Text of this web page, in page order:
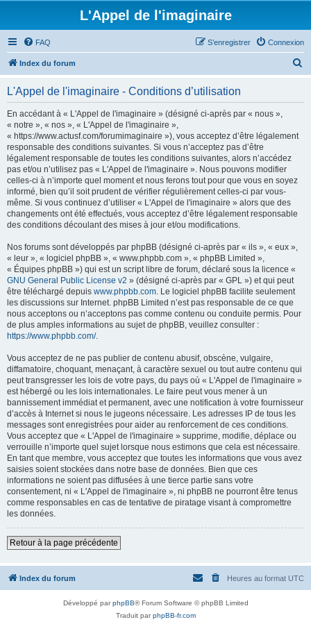
L'Appel de l'imaginaire
FAQ Connexion
S’enregistrer
Index du forum
L'Appel de l'imaginaire - Conditions d’utilisation
En accédant à « L'Appel de l'imaginaire » (désigné ci-après par « nous »,
« notre », « nos », « L'Appel de l'imaginaire »,
« https://www.actusf.com/forumimaginaire »), vous acceptez d’être légalement
responsable des conditions suivantes. Si vous n’acceptez pas d’être
légalement responsable de toutes les conditions suivantes, alors n’accédez
pas et/ou n’utilisez pas « L'Appel de l'imaginaire ». Nous pouvons modifier
celles-ci à n’importe quel moment et nous ferons tout pour que vous en soyez
informé, bien qu’il soit prudent de vérifier régulièrement celles-ci par vous-
même. Si vous continuez d’utiliser « L'Appel de l'imaginaire » alors que des
changements ont été effectués, vous acceptez d’être légalement responsable
des conditions découlant des mises à jour et/ou modifications.
Nos forums sont développés par phpBB (désigné ci-après par « ils », « eux »,
« leur », « logiciel phpBB », « www.phpbb.com », « phpBB Limited »,
« Équipes phpBB ») qui est un script libre de forum, déclaré sous la licence «
GNU General Public License v2 » (désigné ci-après par « GPL ») et qui peut
être téléchargé depuis www.phpbb.com. Le logiciel phpBB facilite seulement
les discussions sur Internet. phpBB Limited n’est pas responsable de ce que
nous acceptons ou n’acceptons pas comme contenu ou conduite permis. Pour
de plus amples informations au sujet de phpBB, veuillez consulter :
https://www.phpbb.com/.
Vous acceptez de ne pas publier de contenu abusif, obscène, vulgaire,
diffamatoire, choquant, menaçant, à caractère sexuel ou tout autre contenu qui
peut transgresser les lois de votre pays, du pays où « L'Appel de l'imaginaire »
est hébergé ou les lois internationales. Le faire peut vous mener à un
bannissement immédiat et permanent, avec une notification à votre fournisseur
d’accès à Internet si nous le jugeons nécessaire. Les adresses IP de tous les
messages sont enregistrées pour aider au renforcement de ces conditions.
Vous acceptez que « L'Appel de l'imaginaire » supprime, modifie, déplace ou
verrouille n’importe quel sujet lorsque nous estimons que cela est nécessaire.
En tant que membre, vous acceptez que toutes les informations que vous avez
saisies soient stockées dans notre base de données. Bien que ces
informations ne soient pas diffusées à une tierce partie sans votre
consentement, ni « L'Appel de l'imaginaire », ni phpBB ne pourront être tenus
comme responsables en cas de tentative de piratage visant à compromettre
les données.
Retour à la page précédente
Index du forum Heures au format UTC
Développé parphpBB® Forum Software © phpBB Limited
Traduit parphpBB-fr.com